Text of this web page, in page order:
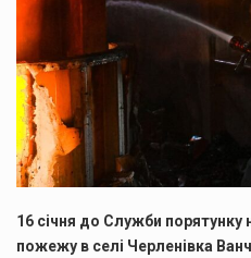
16 січня до Служби
пожежу в селі Черленівка